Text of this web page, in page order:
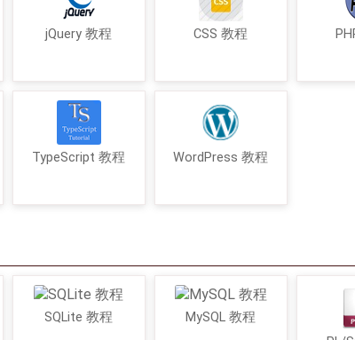
jQuery 教程 CSS 教程
TypeScript 教程 WordPress 教程
SQLite 教程
MySQL 教程